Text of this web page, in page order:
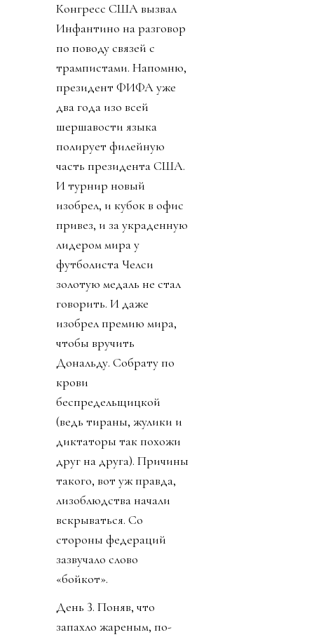
Конгресс США вызвал
Инфантино на разговор
по поводу связей с
трампистами. Напомню,
президент ФИФА уже
два года изо всей
шершавости языка
полирует филейную
часть президента США.
И турнир новый
изобрел, и кубок в офис
привез, и за украденную
лидером мира у
футболиста Челси
золотую медаль не стал
говорить. И даже
изобрел премию мира,
чтобы вручить
Дональду. Собрату по
крови
беспредельщицкой
(ведь тираны, жулики и
диктаторы так похожи
друг на друга). Причины
такого, вот уж правда,
лизоблюдства начали
вскрываться. Со
стороны федераций
зазвучало слово
«бойкот».
День 3. Поняв, что
запахло жареным, по-